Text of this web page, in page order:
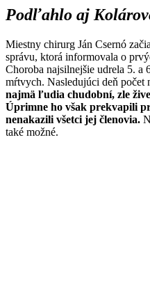
Podľahlo aj
Miestny chirurg Ján Csernó
správu, ktorá informovala o
Choroba najsilnejšie udrela 5. a
mŕtvych. Nasledujúci deň počet
najmä ľudia chudobní, zle
Úprimne ho však prekvapili
nenakazili všetci jej členovia.
také možné.